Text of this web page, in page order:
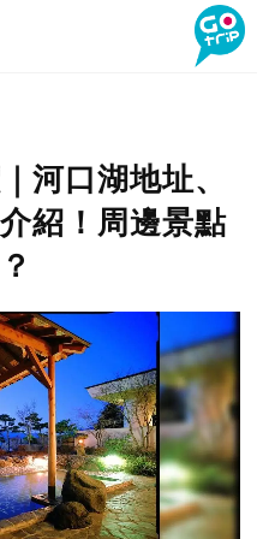
河口湖地址、
紹！周邊景點